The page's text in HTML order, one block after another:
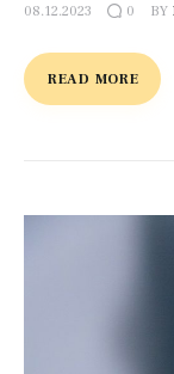
08.12.2023 0 BY
READ MORE